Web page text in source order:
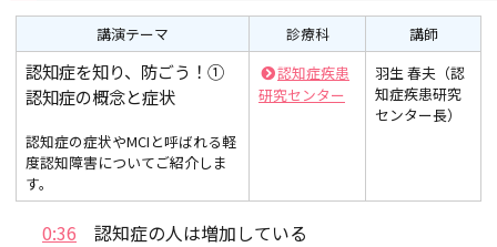
講演テーマ 診療科 講師
認知症を知り、防ごう！①
認知症の概念と症状
認知症の症状やMCIと呼ばれる軽
度認知障害についてご紹介しま
す。
認知症疾患
研究センター
羽生 春夫（認
知症疾患研究
センター長）
0:36 認知症の人は増加している